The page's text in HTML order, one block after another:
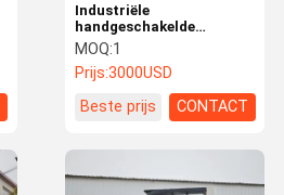
Industriële
handgeschakelde
transmissie Heli 3-tons
diesel heftruck oranje
drietraps mast massieve
banden weinig uren
MOQ:1
Prijs:3000USD
Beste prijs
CONTACT